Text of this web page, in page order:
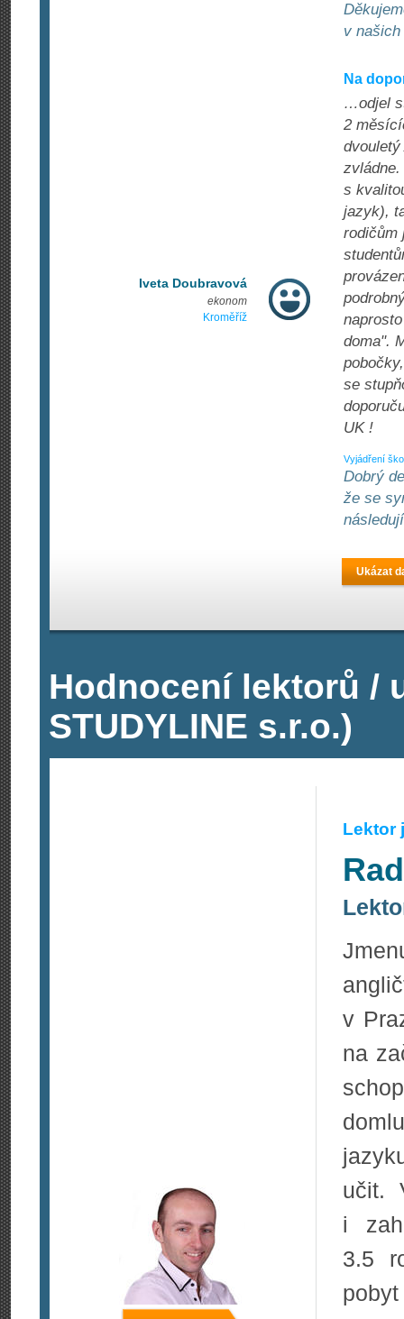
v
Iveta Doubravová
ekonom
Kroměříž
Na
…odjel
2
s
jazyk),
rodičům
doma".
se
UK !
Vyjádření
Dobrý
že se
Ukázat
Hodnocení lektorů /
STUDYLINE s.r.o.)
Lektor
v
na
učit.
i
3.5